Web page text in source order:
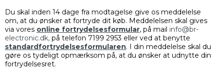
Du skal inden 14 dage fra modtagelse give os meddelelse
om, at du ønsker at fortryde dit køb. Meddelelsen skal gives
via vores online fortrydelsesformular, på mail info@br-
electronic.dk, på telefon 7199 2953 eller ved at benytte
standardfortrydelsesformularen. I din meddelelse skal du
gøre os tydeligt opmærksom på, at du ønsker at udnytte din
fortrydelsesret.